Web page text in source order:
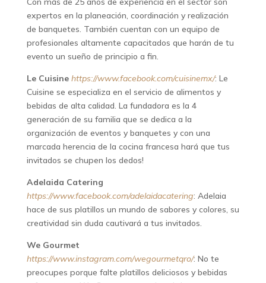
expertos en la planeación, coordinación y realización
de banquetes. También cuentan con un equipo de
profesionales altamente capacitados que harán de tu
evento un sueño de principio a fin.
Le Cuisine https://www.facebook.com/cuisinemx/: Le
Cuisine se especializa en el servicio de alimentos y
bebidas de alta calidad. La fundadora es la 4
generación de su familia que se dedica a la
organización de eventos y banquetes y con una
marcada herencia de la cocina francesa hará que tus
invitados se chupen los dedos!
Adelaida Catering
https://www.facebook.com/adelaidacatering: Adelaia
hace de sus platillos un mundo de sabores y colores, su
creatividad sin duda cautivará a tus invitados.
We Gourmet
https://www.instagram.com/wegourmetqro/: No te
preocupes porque falte platillos deliciosos y bebidas